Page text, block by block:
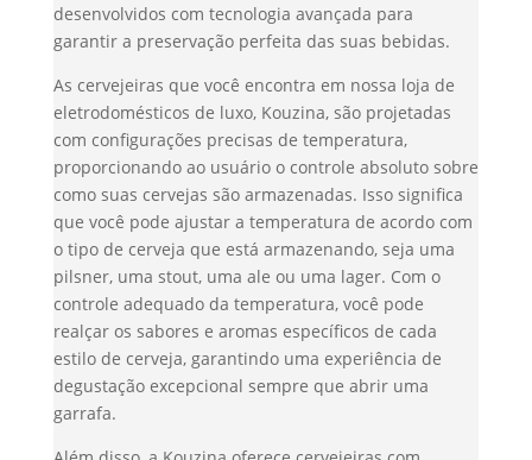
desenvolvidos com tecnologia avançada para
garantir a preservação perfeita das suas bebidas.
As cervejeiras que você encontra em nossa loja de
eletrodomésticos de luxo, Kouzina, são projetadas
com configurações precisas de temperatura,
proporcionando ao usuário o controle absoluto sobre
como suas cervejas são armazenadas. Isso significa
que você pode ajustar a temperatura de acordo com
o tipo de cerveja que está armazenando, seja uma
pilsner, uma stout, uma ale ou uma lager. Com o
controle adequado da temperatura, você pode
realçar os sabores e aromas específicos de cada
estilo de cerveja, garantindo uma experiência de
degustação excepcional sempre que abrir uma
garrafa.